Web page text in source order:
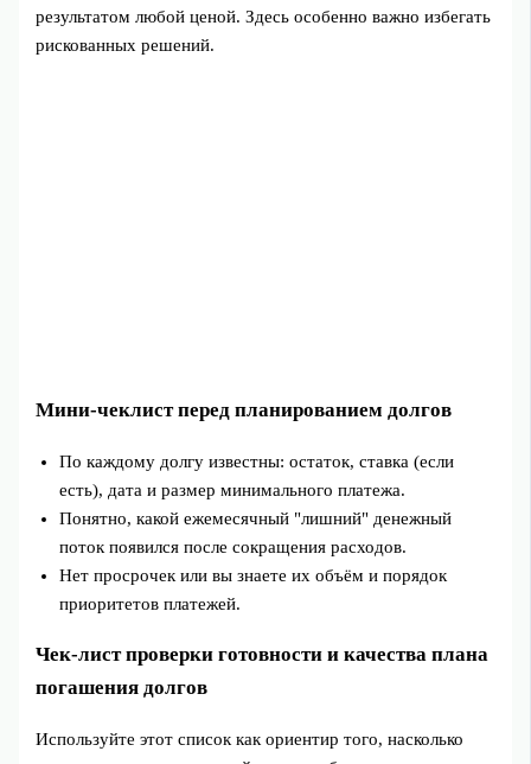
результатом любой ценой. Здесь особенно важно избегать
рискованных решений.
Мини‑чеклист перед планированием долгов
По каждому долгу известны: остаток, ставка (если
есть), дата и размер минимального платежа.
Понятно, какой ежемесячный "лишний" денежный
поток появился после сокращения расходов.
Нет просрочек или вы знаете их объём и порядок
приоритетов платежей.
Чек‑лист проверки готовности и качества плана
погашения долгов
Используйте этот список как ориентир того, насколько